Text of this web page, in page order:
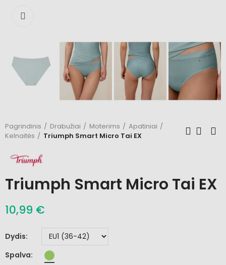
Pagrindinis Drabužiai Moterims
Apatiniai
Kelnaitės
Triumph Smart Micro Tai EX
Triumph Smart Micro Tai EX
10,99 €
Dydis
Spalva